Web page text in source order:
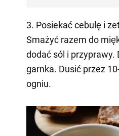
3. Posiekać cebulę i
Smażyć razem do
dodać sól i przyprawy.
garnka. Dusić przez
ogniu.